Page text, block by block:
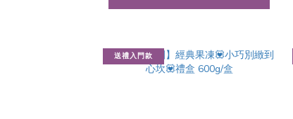
送禮入門款